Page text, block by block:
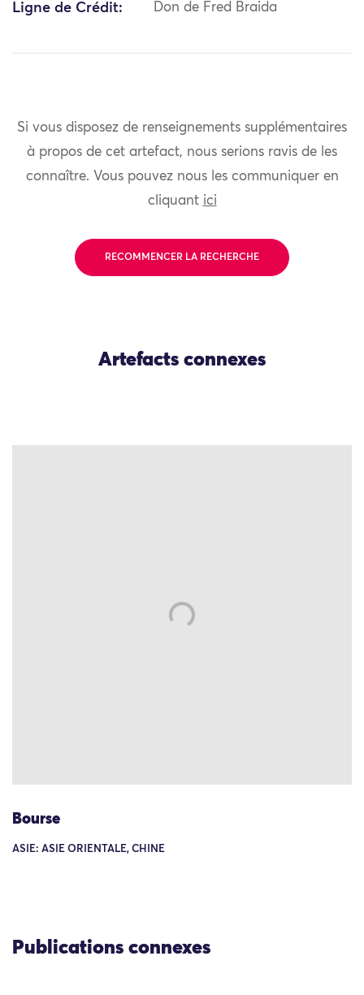
Ligne de Crédit: Don de Fred Braida
Si vous disposez de renseignements supplémentaires
à propos de cet artefact, nous serions ravis de les
connaître. Vous pouvez nous les communiquer en
cliquant ici
RECOMMENCER LA RECHERCHE
Artefacts connexes
Bourse
ASIE: ASIE ORIENTALE, CHINE
Publications connexes